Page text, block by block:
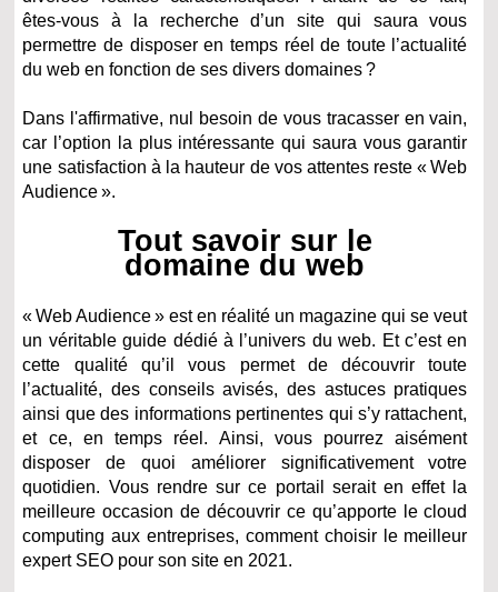
êtes-vous à la recherche d’un site qui saura vous
permettre de disposer en temps réel de toute l’actualité
du web en fonction de ses divers domaines ?
Dans l'affirmative, nul besoin de vous tracasser en vain,
car l’option la plus intéressante qui saura vous garantir
une satisfaction à la hauteur de vos attentes reste « Web
Audience ».
Tout savoir sur le
domaine du web
« Web Audience » est en réalité un magazine qui se veut
un véritable guide dédié à l’univers du web. Et c’est en
cette qualité qu’il vous permet de découvrir toute
l’actualité, des conseils avisés, des astuces pratiques
ainsi que des informations pertinentes qui s’y rattachent,
et ce, en temps réel. Ainsi, vous pourrez aisément
disposer de quoi améliorer significativement votre
quotidien. Vous rendre sur ce portail serait en effet la
meilleure occasion de découvrir ce qu’apporte le cloud
computing aux entreprises, comment choisir le meilleur
expert SEO pour son site en 2021.